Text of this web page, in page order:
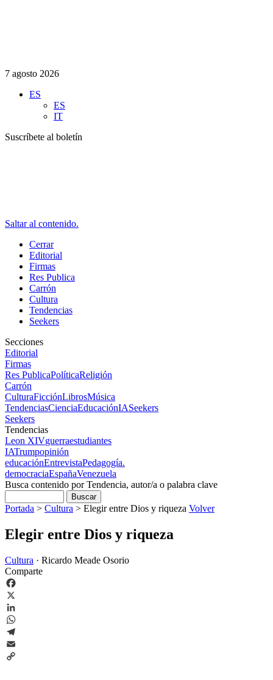
7 agosto 2026
ES
ES
IT
Suscríbete al boletín
Saltar al contenido.
Cerrar
Editorial
Firmas
Res Publica
Carrón
Cultura
Tendencias
Seekers
Secciones
Editorial
Firmas
Res PublicaPolíticaReligión
Carrón
CulturaFicciónLibrosMúsica
TendenciasCienciaEducaciónIASeekers
Seekers
Tendencias
Leon XIVguerraestudiantes
IATrumpopinión
educaciónEntrevistaPedagogía.
democraciaEspañaVenezuela
Busca contenido por Tendencia, autor/a o palabra clave
Portada > Cultura > Elegir entre Dios y riqueza Volver
Elegir entre Dios y riqueza
Cultura · Ricardo Meade Osorio
Comparte
Facebook
X
LinkedIn
WhatsApp
Telegram
Email